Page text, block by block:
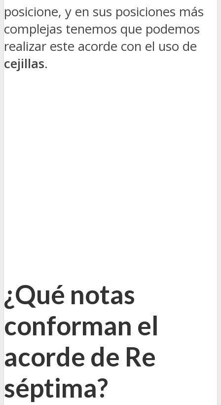
posicione, y en sus posiciones más
complejas tenemos que podemos
realizar este acorde con el uso de
cejillas.
¿Qué notas
conforman el
acorde de Re
séptima?